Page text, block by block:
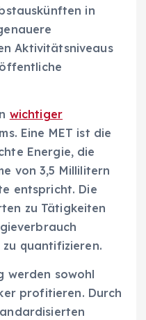
in
Aktivitätsniveaus
wichtiger
Eine MET ist die
Energie, die
von 3,5 Millilitern
entspricht. Die
zu Tätigkeiten
quantifizieren.
werden sowohl
profitieren. Durch